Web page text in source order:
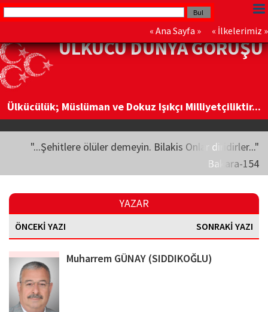
« Ana Sayfa » « İlkelerimiz »
ÜLKÜCÜ DÜNYA GÖRÜŞÜ
Ülkücülük; Müslüman ve Dokuz Işıkçı Milliyetçiliktir...
"...Şehitlere ölüler demeyin. Bilakis Onlar diridirler..."
Bakara-154
YAZAR
ÖNCEKİ YAZI SONRAKİ YAZI
Muharrem GÜNAY (SIDDIKOĞLU)